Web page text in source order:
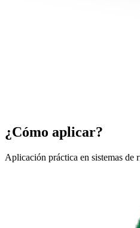
¿Cómo aplicar?
Aplicación práctica en sistemas de